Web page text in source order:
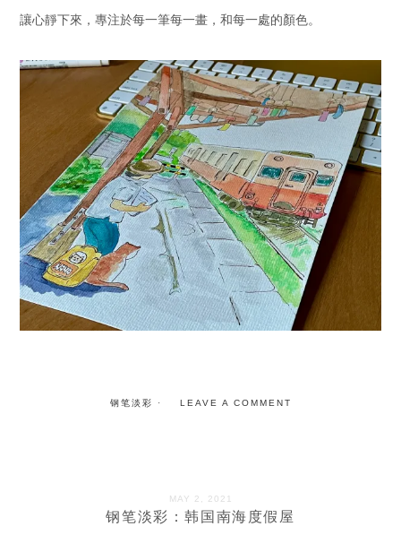
讓心靜下來，專注於每一筆每一畫，和每一處的顏色。
钢笔淡彩 LEAVE A COMMENT
MAY 2, 2021
钢笔淡彩：韩国南海度假屋